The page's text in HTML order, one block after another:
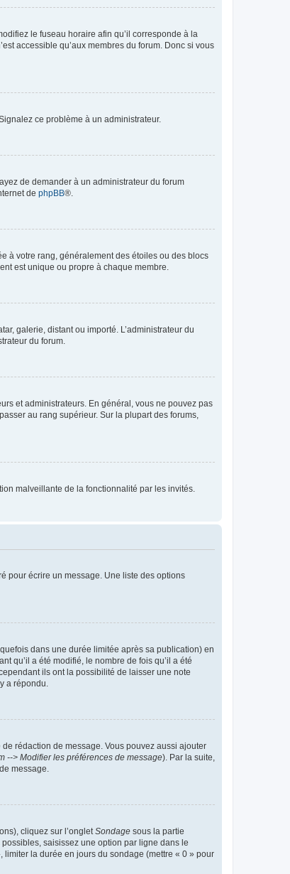
le fuseau horaire afin qu’il corresponde à la
accessible qu’aux membres du forum. Donc si vous
ce problème à un administrateur.
de demander à un administrateur du forum
de phpBB®.
à votre rang, généralement des étoiles ou des blocs
est unique ou propre à chaque membre.
galerie, distant ou importé. L’administrateur du
du forum.
et administrateurs. En général, vous ne pouvez pas
au rang supérieur. Sur la plupart des forums,
malveillante de la fonctionnalité par les invités.
pour écrire un message. Une liste des options
dans une durée limitée après sa publication) en
qu’il a été modifié, le nombre de fois qu’il a été
ils ont la possibilité de laisser une note
a répondu.
rédaction de message. Vous pouvez aussi ajouter
--> Modifier les préférences de message). Par la suite,
message.
cliquez sur l’onglet Sondage sous la partie
saisissez une option par ligne dans le
limiter la durée en jours du sondage (mettre « 0 » pour